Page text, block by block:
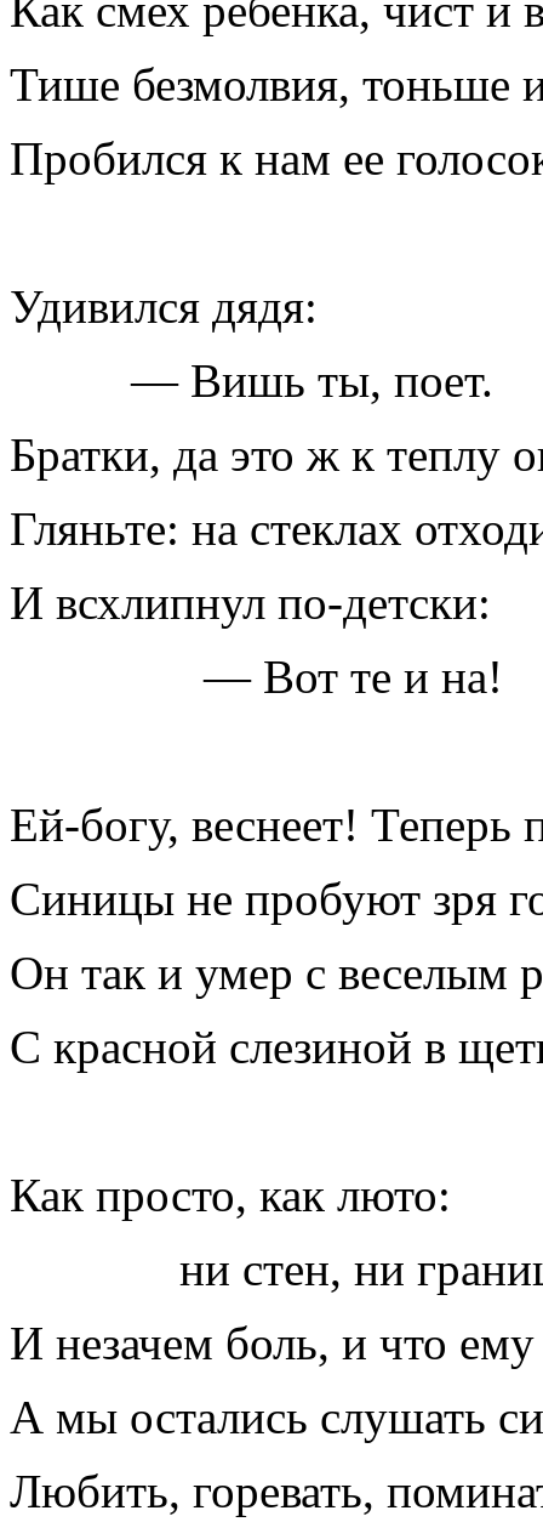
Тише безмолвия, тоньше
Пробился к нам ее
Удивился дядя:
— Вишь ты, поет.
Братки, да это ж к теплу
Гляньте: на стеклах
И всхлипнул по-детски:
— Вот те и на!
Ей-богу, веснеет! Теперь
Синицы не пробуют зря
Он так и умер с веселым
С красной слезиной в
Как просто, как люто:
ни стен, ни
И незачем боль, и что
А мы остались слушать
Любить, горевать,